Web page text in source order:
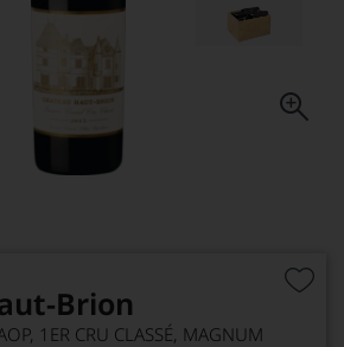
Brion
1ER CRU CLASSÉ, MAGNUM